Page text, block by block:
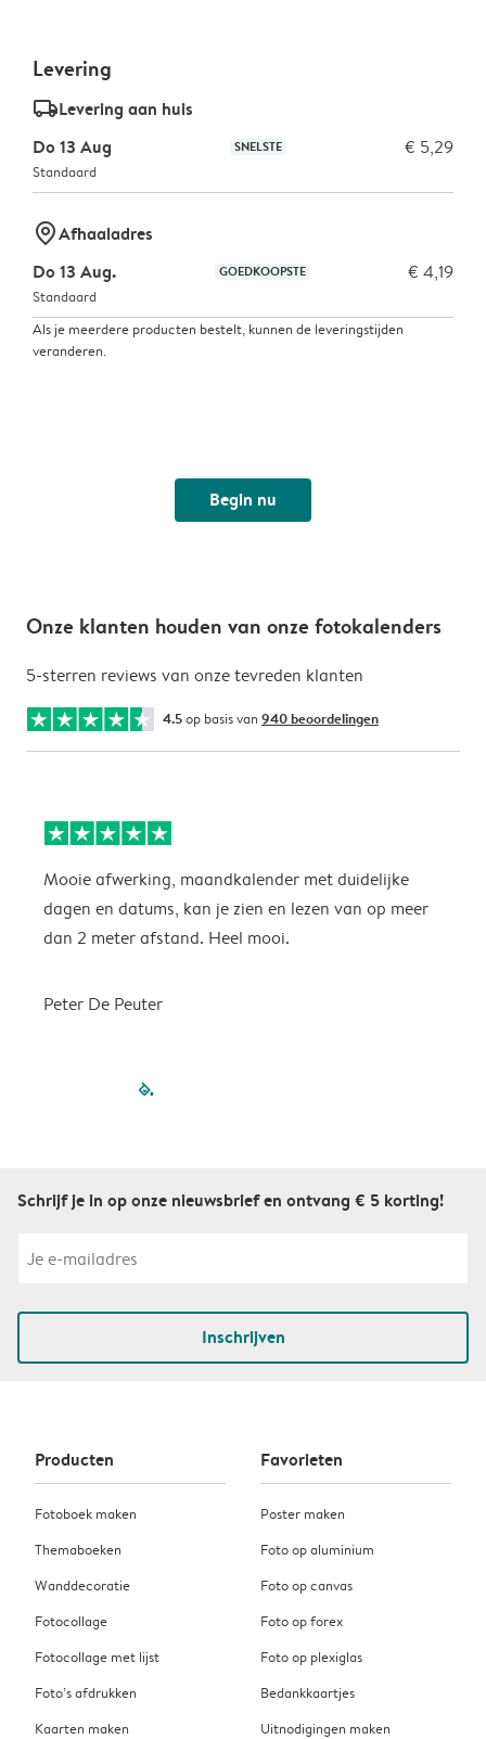
Levering
delivery_standard_v2Levering aan huis
Do 13 Aug
SNELSTE € 5,29
Standaard
marker-pinAfhaaladres
Do 13 Aug.
GOEDKOOPSTE € 4,19
Standaard
Als je meerdere producten bestelt, kunnen de leveringstijden
veranderen.
Begin nu
Onze klanten houden van onze fotokalenders
5-sterren reviews van onze tevreden klanten
4.5op basis van 940 beoordelingen
Mooie afwerking, maandkalender met duidelijke
dagen en datums, kan je zien en lezen van op meer
dan 2 meter afstand. Heel mooi.
Peter De Peuter
filled-pagination
Schrijf je in op onze nieuwsbrief en ontvang € 5 korting!
Inschrijven
Producten
Fotoboek maken
Themaboeken
Wanddecoratie
Fotocollage
Fotocollage met lijst
Foto’s afdrukken
Kaarten maken
Favorieten
Poster maken
Foto op aluminium
Foto op canvas
Foto op forex
Foto op plexiglas
Bedankkaartjes
Uitnodigingen maken